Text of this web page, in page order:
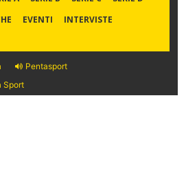
EVENTI
INTERVISTE
Pentasport
Sport